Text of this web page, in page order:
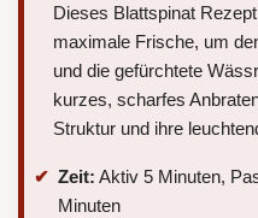
Dieses Blattspinat
maximale Frische, um
und die gefürchtete
kurzes, scharfes
Struktur und ihre
Zeit: Aktiv 5 Minuten,
Minuten